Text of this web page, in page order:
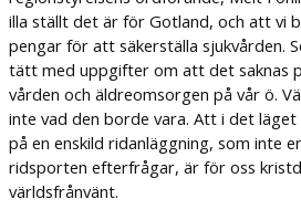
illa ställt det är för Gotland, och att vi
pengar för att säkerställa sjukvården.
tätt med uppgifter om att det saknas
vården och äldreomsorgen på vår ö.
inte vad den borde vara. Att i det
på en enskild ridanläggning, som inte
ridsporten efterfrågar, är för oss
världsfrånvänt.